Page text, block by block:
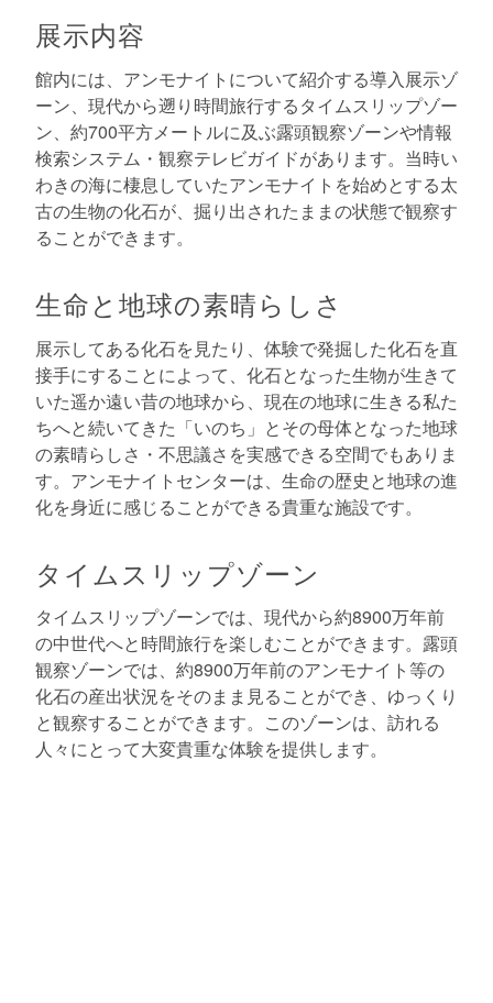
展示内容
館内には、アンモナイトについて紹介する導入展示ゾ
ーン、現代から遡り時間旅行するタイムスリップゾー
ン、約700平方メートルに及ぶ露頭観察ゾーンや情報
検索システム・観察テレビガイドがあります。当時い
わきの海に棲息していたアンモナイトを始めとする太
古の生物の化石が、掘り出されたままの状態で観察す
ることができます。
生命と地球の素晴らしさ
展示してある化石を見たり、体験で発掘した化石を直
接手にすることによって、化石となった生物が生きて
いた遥か遠い昔の地球から、現在の地球に生きる私た
ちへと続いてきた「いのち」とその母体となった地球
の素晴らしさ・不思議さを実感できる空間でもありま
す。アンモナイトセンターは、生命の歴史と地球の進
化を身近に感じることができる貴重な施設です。
タイムスリップゾーン
タイムスリップゾーンでは、現代から約8900万年前
の中世代へと時間旅行を楽しむことができます。露頭
観察ゾーンでは、約8900万年前のアンモナイト等の
化石の産出状況をそのまま見ることができ、ゆっくり
と観察することができます。このゾーンは、訪れる
人々にとって大変貴重な体験を提供します。